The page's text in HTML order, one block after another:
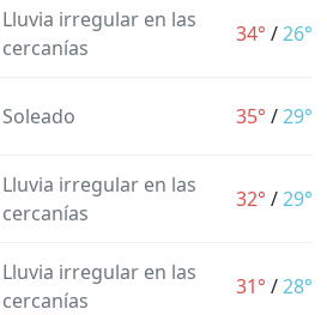
Lluvia irregular en las
cercanías
34° /26°
Soleado 35° /29°
Lluvia irregular en las
cercanías
32° /29°
Lluvia irregular en las
cercanías
31° /28°